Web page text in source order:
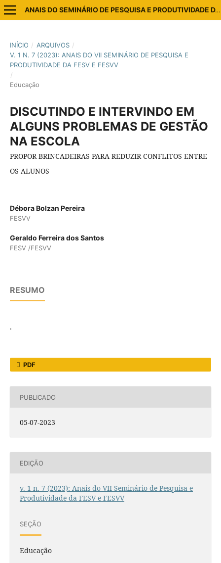
ANAIS DO SEMINÁRIO DE PESQUISA E PRODUTIVIDADE DA ESTÁCIO VITÓRIA E VILA VELHA
INÍCIO / ARQUIVOS /
V. 1 N. 7 (2023): ANAIS DO VII SEMINÁRIO DE PESQUISA E
PRODUTIVIDADE DA FESV E FESVV
/
Educação
DISCUTINDO E INTERVINDO EM
ALGUNS PROBLEMAS DE GESTÃO
NA ESCOLA
PROPOR BRINCADEIRAS PARA REDUZIR CONFLITOS ENTRE
OS ALUNOS
Débora Bolzan Pereira
FESVV
Geraldo Ferreira dos Santos
FESV /FESVV
RESUMO
.
PDF
PUBLICADO
05-07-2023
EDIÇÃO
v. 1 n. 7 (2023): Anais do VII Seminário de Pesquisa e
Produtividade da FESV e FESVV
SEÇÃO
Educação